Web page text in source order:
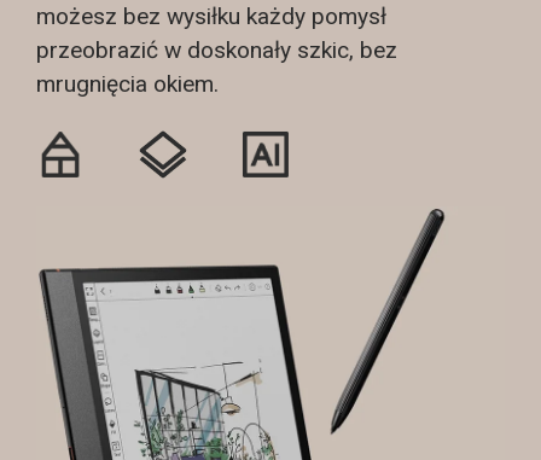
możesz bez wysiłku każdy pomysł
przeobrazić w doskonały szkic, bez
mrugnięcia okiem.